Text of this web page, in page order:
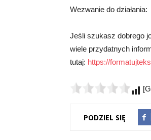
Wezwanie do działania:
Jeśli szukasz dobrego
wiele przydatnych
tutaj: https://
PODZIEL SIĘ